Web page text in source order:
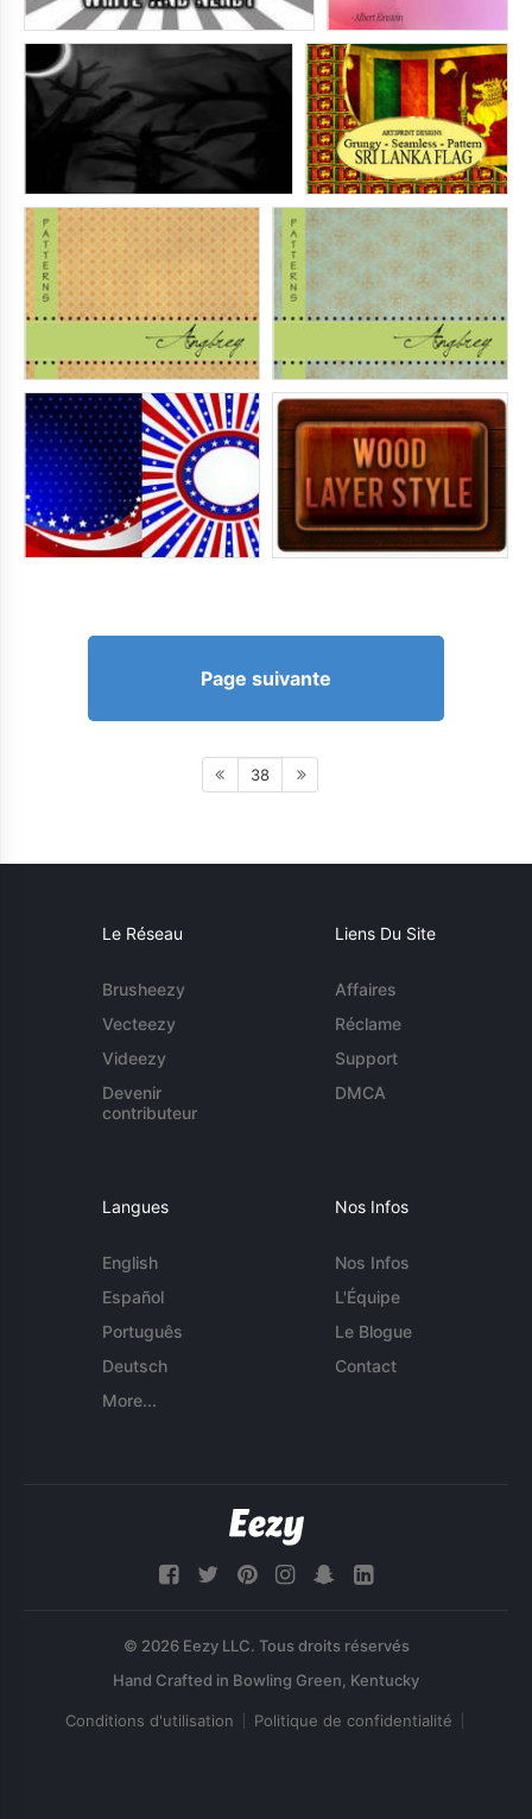
Page suivante
38
Le Réseau
Brusheezy
Vecteezy
Videezy
Devenir
contributeur
Liens Du Site
Affaires
Réclame
Support
DMCA
Langues
English
Español
Português
Deutsch
More...
Nos Infos
Nos Infos
L'Équipe
Le Blogue
Contact
© 2026 Eezy LLC. Tous droits réservés
Conditions d'utilisation Politique de confidentialité